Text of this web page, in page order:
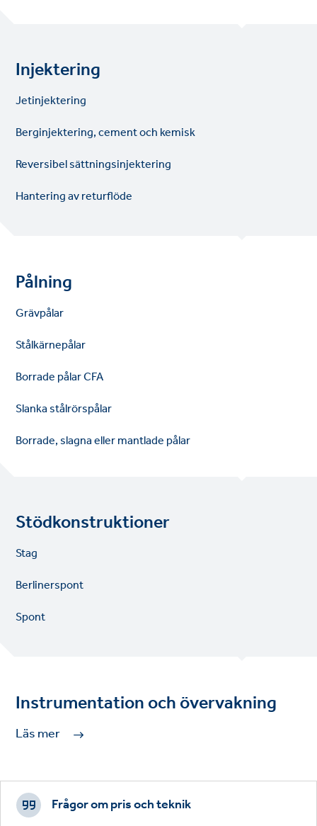
Injektering
Jetinjektering
Berginjektering, cement och kemisk
Reversibel sättningsinjektering
Hantering av returflöde
Pålning
Grävpålar
Stålkärnepålar
Borrade pålar CFA
Slanka stålrörspålar
Borrade, slagna eller mantlade pålar
Stödkonstruktioner
Stag
Berlinerspont
Spont
Instrumentation och övervakning
Läs mer
Footer
CTAs
Frågor om pris och teknik